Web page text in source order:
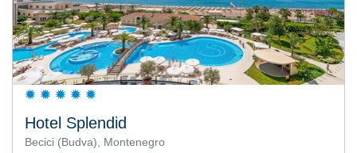
Hotel Splendid
Becici (Budva), Montenegro